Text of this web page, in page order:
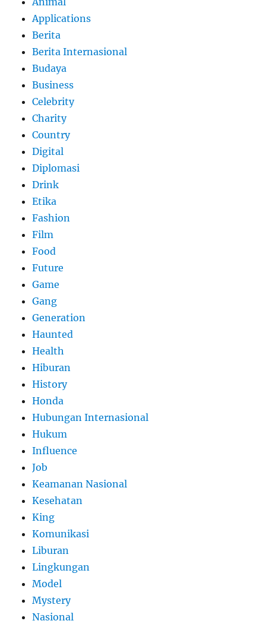
Applications
Berita
Berita Internasional
Budaya
Business
Celebrity
Charity
Country
Digital
Diplomasi
Drink
Etika
Fashion
Film
Food
Future
Game
Gang
Generation
Haunted
Health
Hiburan
History
Honda
Hubungan Internasional
Hukum
Influence
Job
Keamanan Nasional
Kesehatan
King
Komunikasi
Liburan
Lingkungan
Model
Mystery
Nasional